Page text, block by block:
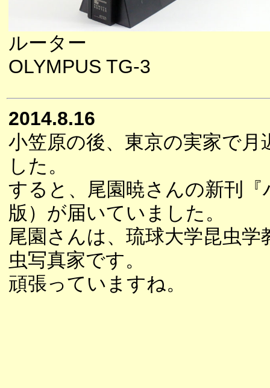
ルーター
OLYMPUS TG-3
2014.8.16
小笠原の後、東京の実家で
した。
すると、尾園暁さんの新刊
版）が届いていました。
尾園さんは、琉球大学昆虫
虫写真家です。
頑張っていますね。